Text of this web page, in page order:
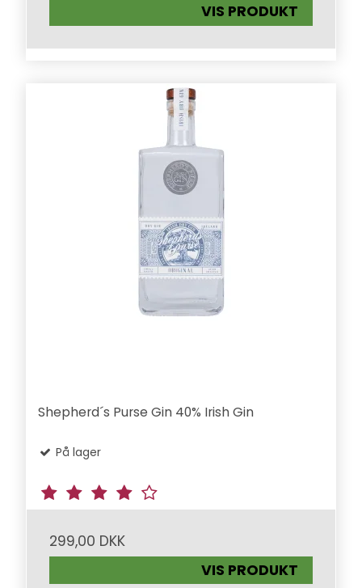
VIS PRODUKT
Shepherd´s Purse Gin 40% Irish Gin
På lager
299,00 DKK
VIS PRODUKT